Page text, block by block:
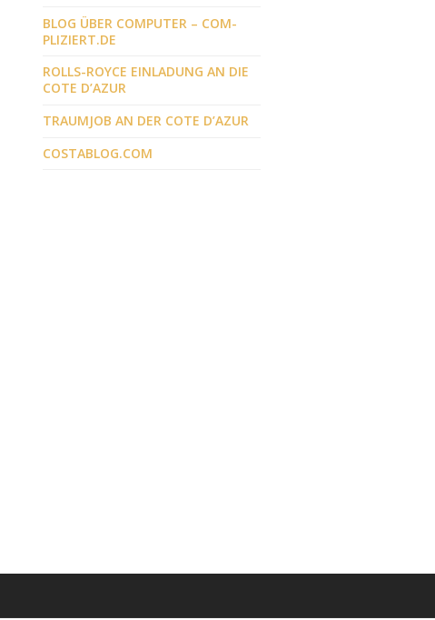
BLOG ÜBER COMPUTER – COM-
PLIZIERT.DE
ROLLS-ROYCE EINLADUNG AN DIE
COTE D’AZUR
TRAUMJOB AN DER COTE D’AZUR
COSTABLOG.COM